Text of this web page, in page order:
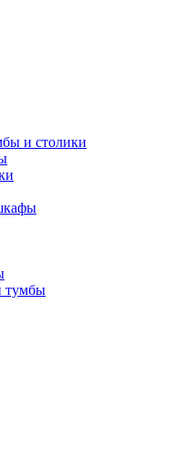
и столики
тумбы